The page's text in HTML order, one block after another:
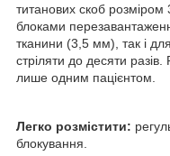
титанових скоб
блоками
тканини (3,5 мм), так і
стріляти до десяти
лише одним пацієнтом.
Легко розмістити:
блокування.